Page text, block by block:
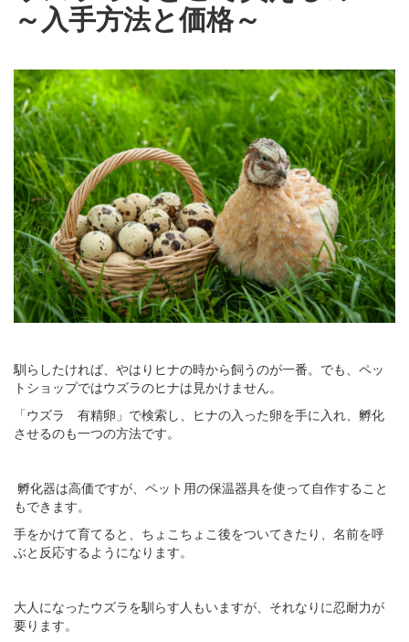
～入手方法と価格～
馴らしたければ、やはりヒナの時から飼うのが一番。でも、ペッ
トショップではウズラのヒナは見かけません。
「ウズラ 有精卵」で検索し、ヒナの入った卵を手に入れ、孵化
させるのも一つの方法です。
孵化器は高価ですが、ペット用の保温器具を使って自作すること
もできます。
手をかけて育てると、ちょこちょこ後をついてきたり、名前を呼
ぶと反応するようになります。
大人になったウズラを馴らす人もいますが、それなりに忍耐力が
要ります。